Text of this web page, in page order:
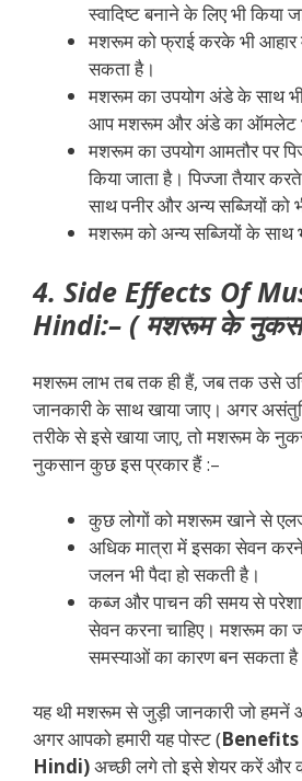
स्वादिष्ट बनाने के लिए भी किया
मशरूम को फ्राई करके भी आहार
सकता है।
मशरूम का उपयोग अंडे के साथ
आप मशरूम और अंडे का ऑमलेट
मशरूम का उपयोग आमतौर पर
किया जाता है। पिज्जा तैयार
साथ पनीर और अन्य सब्जियों को
मशरूम को अन्य सब्जियों के साथ
4. Side Effects Of
Hindi:– ( मशरूम के
मशरूम लाभ तब तक ही हैं, जब तक उसे
जानकारी के साथ खाया जाए। अगर
तरीके से इसे खाया जाए, तो मशरूम के
नुकसान कुछ इस प्रकार हैं :–
कुछ लोगों को मशरूम खाने से
अधिक मात्रा में इसका सेवन
जलन भी पैदा हो सकती है।
कब्ज और पाचन की समय से
सेवन करना चाहिए। मशरूम का
समस्याओं का कारण बन सकता
यह थी मशरूम से जुड़ी जानकारी जो
अगर आपको हमारी यह पोस्ट (
Hindi)अच्छी लगे तो इसे शेयर करें और